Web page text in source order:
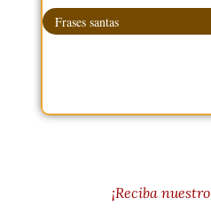
Frases santas
¡Reciba